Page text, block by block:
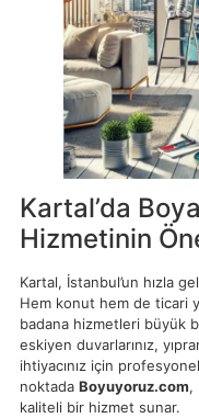
Kartal’da
Hizmetinin
Kartal, İstanbul’un hızla
Hem konut hem de ticari
badana hizmetleri büyük
eskiyen duvarlarınız,
ihtiyacınız için
noktada Boyuyoruz.com,
kaliteli bir hizmet sunar.